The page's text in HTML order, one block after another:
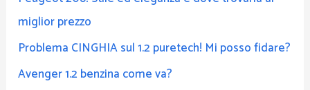
miglior prezzo
Problema CINGHIA sul 1.2 puretech! Mi posso fidare?
Avenger 1.2 benzina come va?